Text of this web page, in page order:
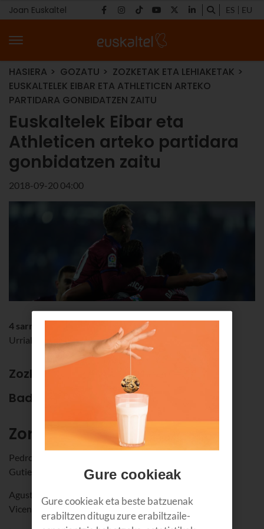
Joan Euskaltel ES EU
HASIERA GOZATU
ZOZKETAK ETA LEHIAKETAK
EUSKALTELEK EIBAR ETA ATHLETICEN ARTEKO
PARTIDARA GONBIDATZEN ZAITU
Euskaltelek Eibar eta
Athleticen arteko partidara
gonbidatzen zaitu
2018-09-20 04:00
4 sarrera bikoitz
Urriak 21 - Ipurua (Eibar)
Zozketa hau bukatu da.
Baditugu irabazleak!
Zorionak!
Pedro Antonio
Gutierrez López
Agustin
Vicente Vicente
Gure cookieak
Gure cookieak eta beste batzuenak
erabiltzen ditugu zure erabiltzaile-